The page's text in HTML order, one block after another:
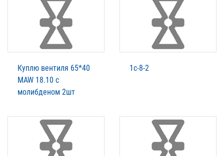
Куплю вентиля 65*40
МAW 18.10 с
молибденом 2шт
1с-8-2